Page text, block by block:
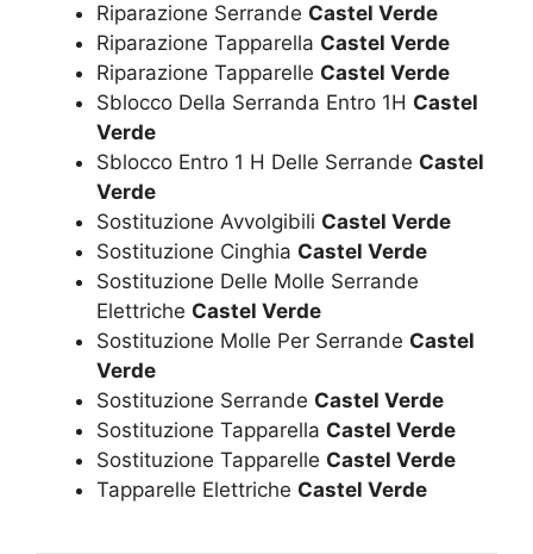
Riparazione Serrande Castel Verde
Riparazione Tapparella Castel Verde
Riparazione Tapparelle Castel Verde
Sblocco Della Serranda Entro 1H Castel
Verde
Sblocco Entro 1 H Delle Serrande Castel
Verde
Sostituzione Avvolgibili Castel Verde
Sostituzione Cinghia Castel Verde
Sostituzione Delle Molle Serrande
Elettriche Castel Verde
Sostituzione Molle Per Serrande Castel
Verde
Sostituzione Serrande Castel Verde
Sostituzione Tapparella Castel Verde
Sostituzione Tapparelle Castel Verde
Tapparelle Elettriche Castel Verde